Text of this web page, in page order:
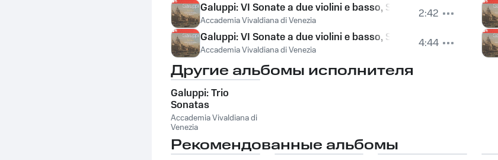
Galuppi: VI Sonate a due violini e basso, Sonata No. 2 in F: I.
Accademia Vivaldiana di Venezia
2:42
Galuppi: VI Sonate a due violini e basso, Sonata No. 2 in F: II.
Accademia Vivaldiana di Venezia 4:44
Другие альбомы исполнителя
Galuppi: Trio
Sonatas
Accademia Vivaldiana di
Venezia
Рекомендованные альбомы